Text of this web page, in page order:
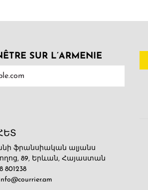
SUR L’ARMENIE
ֆրանսիական ալյանս
89, Երևան, Հայաստան
801238